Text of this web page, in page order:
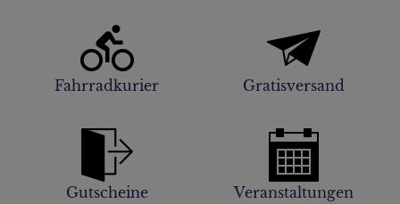
Fahrradkurier Gratisversand
Gutscheine Veranstaltungen